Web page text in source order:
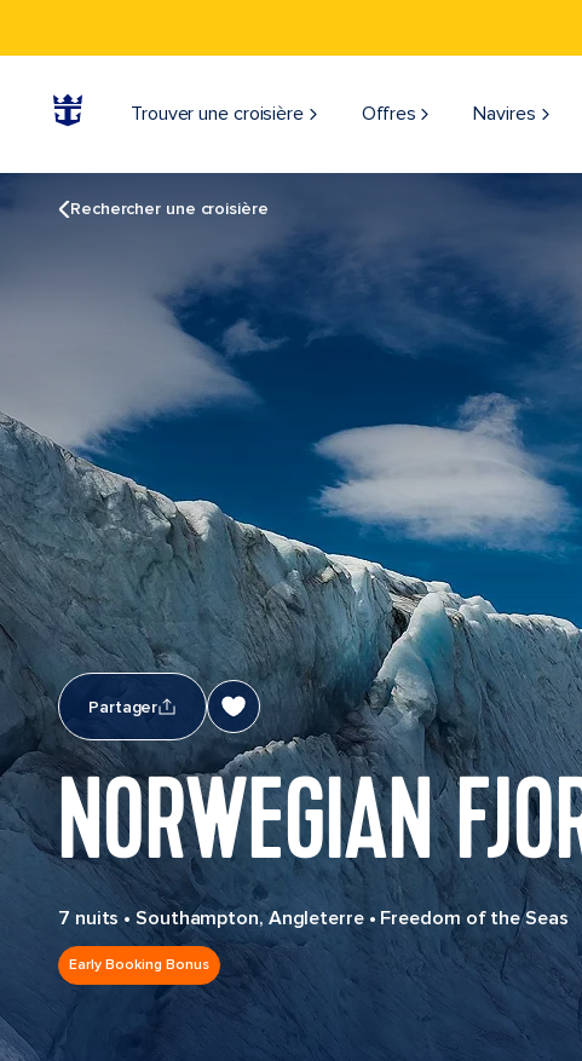
Trouver une croisière Offres Navires
Rechercher une croisière
Partager
NORWEGIAN
7 nuits •Southampton, Angleterre• Freedom of the Seas
Early Booking Bonus